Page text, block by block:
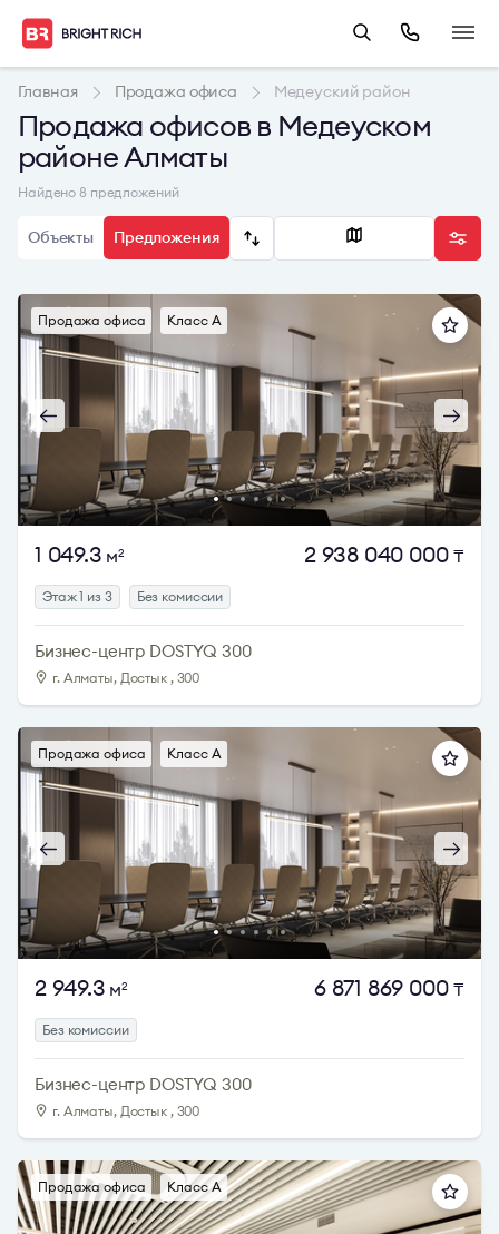
Главная Продажа офиса Медеуский район
Продажа офисов в Медеуском
районе Алматы
Найдено 8 предложений
Объекты Предложения
Продажа офиса Класс A
1 049.3 м2 2 938 040 000₸
Этаж 1 из 3 Без комиссии
Бизнес-центр DOSTYQ 300
г. Алматы, Достык , 300
Продажа офиса Класс A
2 949.3 м2 6 871 869 000₸
Без комиссии
Бизнес-центр DOSTYQ 300
г. Алматы, Достык , 300
Продажа офиса Класс A